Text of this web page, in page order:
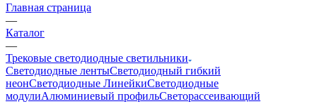
Главная страница
—
Каталог
—
Трековые светодиодные светильники
Светодиодные лентыСветодиодный гибкий
неонСветодиодные ЛинейкиСветодиодные
модулиАлюминиевый профильСветорассеивающий